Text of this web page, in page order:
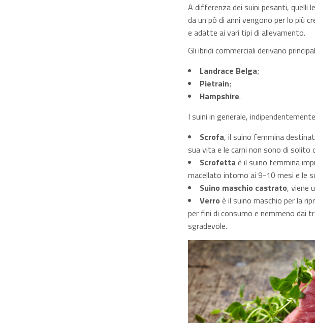
A differenza dei suini pesanti, quelli
da un pò di anni vengono per lo più
e adatte ai vari tipi di allevamento.
Gli ibridi commerciali derivano
Landrace Belga;
Pietrain;
Hampshire.
I suini in generale,
Scrofa, il suino femmina
sua vita e le carni non sono di solito
Scrofetta è il suino femmina
macellato intorno ai 9-10 mesi e le
Suino maschio castrato, viene
Verro è il suino maschio per la
per fini di consumo e nemmeno dai
sgradevole.